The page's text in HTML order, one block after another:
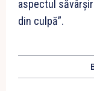
aspectul
din culpă”.